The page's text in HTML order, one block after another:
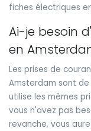
fiches électriques
Ai-je besoin
en
Les prises de
Amsterdam sont
utilise les mêmes
vous n'avez pas
revanche, vous